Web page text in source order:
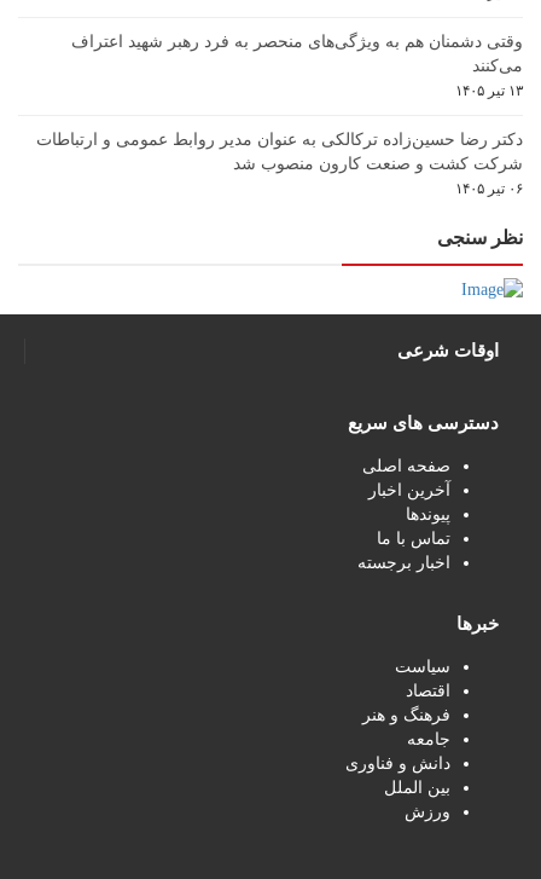
وقتی دشمنان هم به ویژگی‌های منحصر به فرد رهبر شهید اعتراف
می‌کنند
۱۳ تیر ۱۴۰۵
دکتر رضا حسین‌زاده ترکالکی به عنوان مدیر روابط عمومی و ارتباطات
شرکت کشت و صنعت کارون منصوب شد
۰۶ تیر ۱۴۰۵
نظر سنجی
اوقات شرعی
دسترسی های سریع
صفحه اصلی
آخرین اخبار
پیوندها
تماس با ما
اخبار برجسته
خبرها
سیاست
اقتصاد
فرهنگ و هنر
جامعه
دانش و فناوری
بین الملل
ورزش